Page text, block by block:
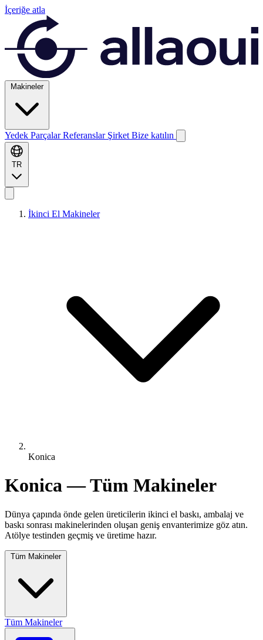
İçeriğe atla
Makineler
Yedek ParçalarReferanslar Şirket Bize katılın
TR
İkinci El Makineler
Konica
Konica — Tüm Makineler
Dünya çapında önde gelen üreticilerin ikinci el baskı, ambalaj ve
baskı sonrası makinelerinden oluşan geniş envanterimize göz atın.
Atölye testinden geçmiş ve üretime hazır.
Tüm Makineler
Tüm Makineler